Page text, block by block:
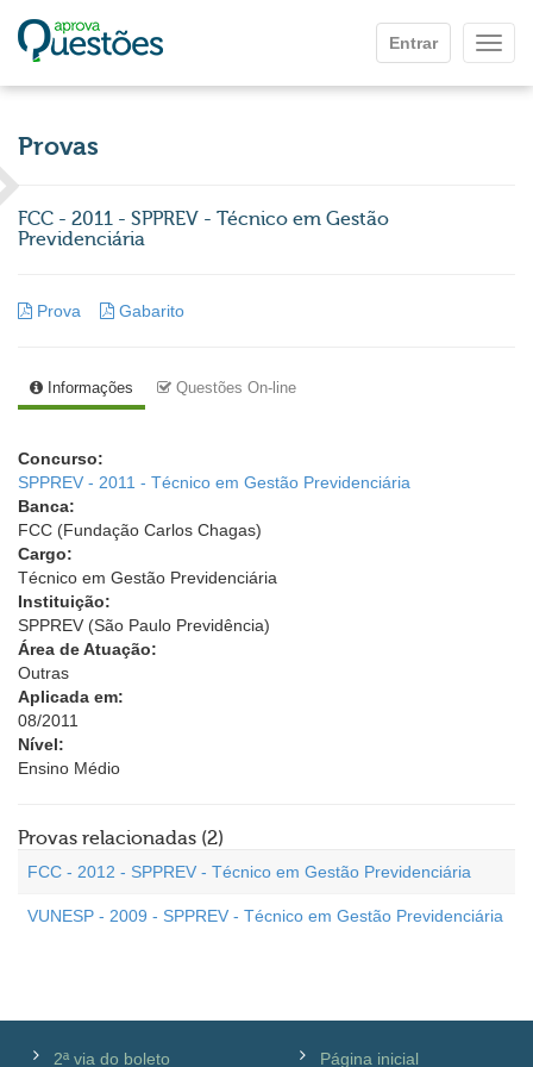
Entrar
Provas
FCC - 2011 - SPPREV - Técnico em Gestão
Previdenciária
Prova Gabarito
Informações Questões On-line
Concurso:
SPPREV - 2011 - Técnico em Gestão Previdenciária
Banca:
FCC (Fundação Carlos Chagas)
Cargo:
Técnico em Gestão Previdenciária
Instituição:
SPPREV (São Paulo Previdência)
Área de Atuação:
Outras
Aplicada em:
08/2011
Nível:
Ensino Médio
Provas relacionadas (2)
FCC - 2012 - SPPREV - Técnico em Gestão Previdenciária
VUNESP - 2009 - SPPREV - Técnico em Gestão Previdenciária
2ª via do boleto Página inicial